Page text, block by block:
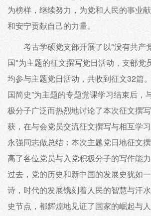
为榜样，继续努力，为党和人民的事业
和安宁贡献自己的力量。
考古学硕党支部开展了以"没有共产
国"为主题的征文撰写党日活动，支部党
均参与主题党日活动，共收到征文32篇
国简史”为主题的专题党课学习结束后，
极分子广泛而热烈地讨论了本次征文撰
获，在与会党员交流征文撰写与相互学
永强同志做总结：本次主题党日地征文
高了各位党员与入党积极分子的写作能
过去，党的历史和新中国的发展史犹如
诗，时代的发展镌刻着人民的智慧与汗
史节点，都辉煌地见证了国家的崛起与